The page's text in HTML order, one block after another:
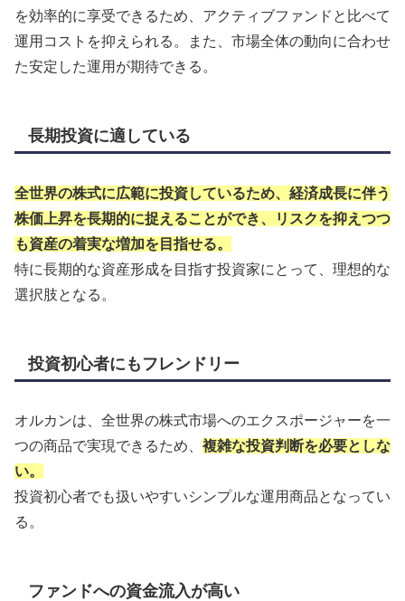
を効率的に享受できるため、アクティブファンドと比べて
運用コストを抑えられる。また、市場全体の動向に合わせ
た安定した運用が期待できる。
長期投資に適している
全世界の株式に広範に投資しているため、経済成長に伴う
株価上昇を長期的に捉えることができ、リスクを抑えつつ
も資産の着実な増加を目指せる。
特に長期的な資産形成を目指す投資家にとって、理想的な
選択肢となる。
投資初心者にもフレンドリー
オルカンは、全世界の株式市場へのエクスポージャーを一
つの商品で実現できるため、 複雑な投資判断を必要としな
い。
投資初心者でも扱いやすいシンプルな運用商品となってい
る。
ファンドへの資金流入が高い